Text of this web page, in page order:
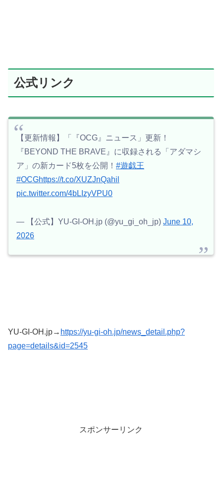
公式リンク
【更新情報】「『OCG』ニュース」更新！
『BEYOND THE BRAVE』に収録される「アダマシ
ア」の新カード5枚を公開！ #遊戯王
#OCGhttps://t.co/XUZJnQahil
pic.twitter.com/4bLIzyVPU0
— 【公式】YU-GI-OH.jp (@yu_gi_oh_jp) June 10,
2026
YU-GI-OH.jp→ https://yu-gi-oh.jp/news_detail.php?
page=details&id=2545
スポンサーリンク